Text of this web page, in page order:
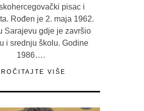
pisac i
Rođen je 2. maja 1962.
Sarajevu gdje je završio
i srednju školu. Godine
1986….
VIŠE